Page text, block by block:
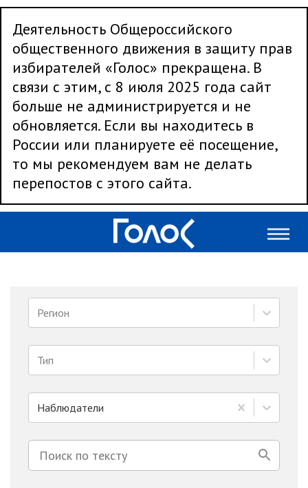
Деятельность Общероссийского
общественного движения в защиту прав
избирателей «Голос» прекращена. В
связи с этим, с 8 июля 2025 года сайт
больше не администрируется и не
обновляется. Если вы находитесь в
России или планируете её посещение,
то мы рекомендуем вам не делать
перепостов с этого сайта.
Регион
Тип
Наблюдатели